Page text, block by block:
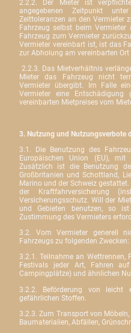
2.2.2. Der Mieter ist
angegebenen Zeitpunkt
Zeittoleranzen an den Vermieter
Fahrzeug selbst beim
Fahrzeug zum Vermieter
Vermieter vereinbart ist, ist das
zur Abholung am vereinbarten
2.2.3. Das Mietverhältnis
Mieter das Fahrzeug nicht
Vermieter übergibt. Im Falle
Vermieter eine
vereinbarten Mietpreises vom
3. Nutzung und Nutzungsverbote
3.1. Die Benutzung des
Europäischen Union (EU),
Zusätzlich ist die Benutzung
Großbritanien und Schottland,
Marino und der Schweiz gestattet.
der Kraftfahrversicherung
Versicherungsschutz. Will der
und Gebieten benutzen, so
Zustimmung des Vermieters
3.2. Vom Vermieter generell
Fahrzeugs zu folgenden Zwecken:
3.2.1. Teilnahme an Wettrennen,
Festivals jeder Art, Fahren
Campingplätze) und ähnlichen
3.2.2. Beförderung von leicht
gefährlichen Stoffen.
3.2.3. Zum Transport von
Baumaterialien, Abfällen,